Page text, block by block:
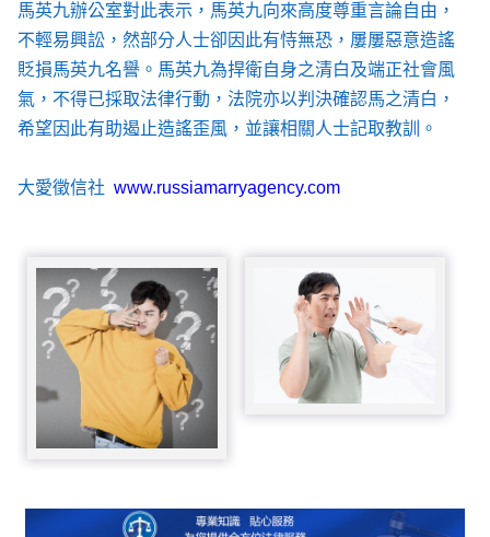
馬英九辦公室對此表示，馬英九向來高度尊重言論自由，
不輕易興訟，然部分人士卻因此有恃無恐，屢屢惡意造謠
貶損馬英九名譽。馬英九為捍衛自身之清白及端正社會風
氣，不得已採取法律行動，法院亦以判決確認馬之清白，
希望因此有助遏止造謠歪風，並讓相關人士記取教訓。
大愛徵信社www.russiamarryagency.com